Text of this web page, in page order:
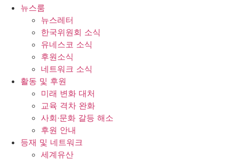
뉴스룸
뉴스레터
한국위원회 소식
유네스코 소식
후원소식
네트워크 소식
활동 및 후원
미래 변화 대처
교육 격차 완화
사회∙문화 갈등 해소
후원 안내
등재 및 네트워크
세계유산